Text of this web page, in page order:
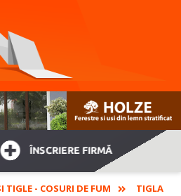
ÎNSCRIERE FIRMĂ
TIGLE - COSURI DE FUM
TIGLA